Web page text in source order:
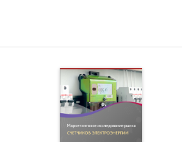
развития рынка
газа в России.